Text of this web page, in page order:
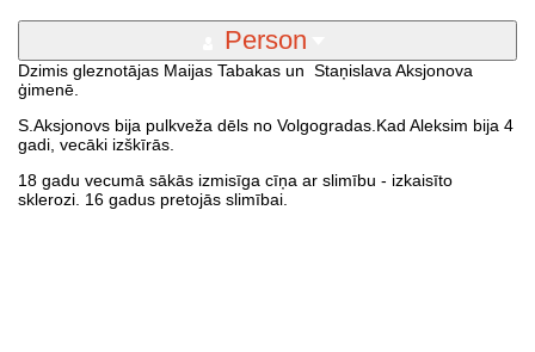
Person
Dzimis gleznotājas Maijas Tabakas un Staņislava Aksjonova
ģimenē.
S.Aksjonovs bija pulkveža dēls no Volgogradas.Kad Aleksim bija 4
gadi, vecāki izškīrās.
18 gadu vecumā sākās izmisīga cīņa ar slimību - izkaisīto
sklerozi. 16 gadus pretojās slimībai.